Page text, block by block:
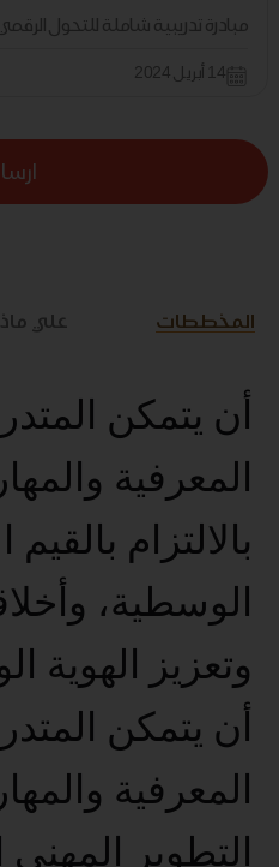
مبادرة تدريبية شاملة للتحول الرقمي
14 أبريل 2024
المخططات علي
أن يتمكن
المعرفية
بالالتزام بالقيم
الوسطية،
وتعزيز الهوية
أن يتمكن
المعرفية
التطوير المهني